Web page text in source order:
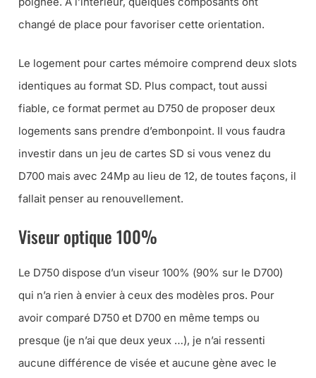
changé de place pour favoriser cette orientation.
Le logement pour cartes mémoire comprend deux slots
identiques au format SD. Plus compact, tout aussi
fiable, ce format permet au D750 de proposer deux
logements sans prendre d’embonpoint. Il vous faudra
investir dans un jeu de cartes SD si vous venez du
D700 mais avec 24Mp au lieu de 12, de toutes façons, il
fallait penser au renouvellement.
Viseur optique 100%
Le D750 dispose d’un viseur 100% (90% sur le D700)
qui n’a rien à envier à ceux des modèles pros. Pour
avoir comparé D750 et D700 en même temps ou
presque (je n’ai que deux yeux …), je n’ai ressenti
aucune différence de visée et aucune gène avec le